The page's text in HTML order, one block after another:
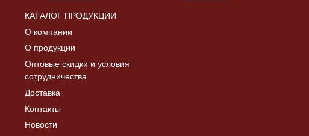
далее
Статуэтка «Коза с
баяном» в патине
2308.00₽
КАТАЛОГ ПРОДУКЦИИ
О компании
О продукции
Оптовые скидки и условия
сотрудничества
Доставка
Контакты
Новости